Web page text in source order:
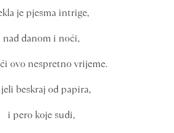
je pjesma intrige,
nad danom i noći,
ovo nespretno vrijeme.
beskraj od papira,
i pero koje sudi,